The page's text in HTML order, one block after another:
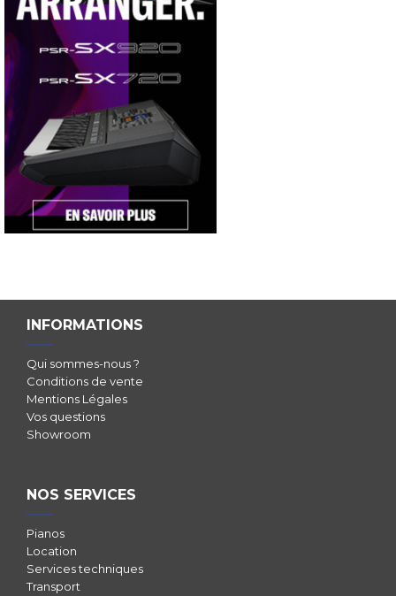
INFORMATIONS
Qui sommes-nous ?
Conditions de vente
Mentions Légales
Vos questions
Showroom
NOS SERVICES
Pianos
Location
Services techniques
Transport